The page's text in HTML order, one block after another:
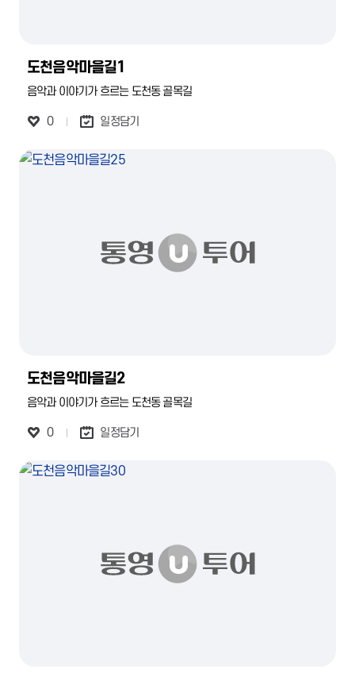
도천음악마을길1
음악과 이야기가 흐르는 도천동 골목길
0 일정담기
도천음악마을길2
음악과 이야기가 흐르는 도천동 골목길
0 일정담기